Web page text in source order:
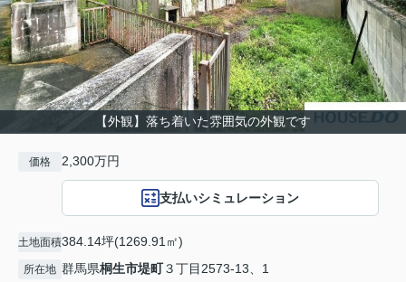
【外観】落ち着いた雰囲気の外観です
価格 2,300万円
支払いシミュレーション
土地面積384.14坪(1269.91㎡)
所在地 群馬県桐生市堤町３丁目2573-13、1